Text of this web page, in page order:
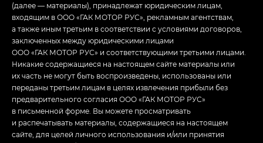
(далее — материалы), принадлежат юридическим лицам,
входящим в ООО «ГАК МОТОР РУС», рекламным агентствам,
а также иным третьим в соответствии с условиями договоров,
заключенных между юридическими лицами
ООО «ГАК МОТОР РУС» и соответствующими третьими лицами.
Никакие содержащиеся на настоящем сайте материалы или
их часть не могут быть воспроизведены, использованы или
переданы третьим лицам в целях извлечения прибыли без
предварительного согласия ООО «ГАК МОТОР РУС»
в письменной форме. Вы можете просматривать
и распечатывать материалы, содержащиеся на настоящем
сайте, для целей личного использования и/или принятия